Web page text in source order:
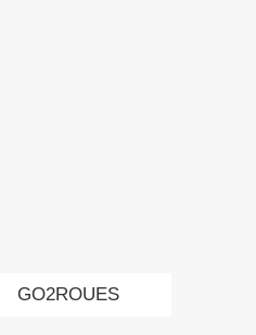
GO2ROUES